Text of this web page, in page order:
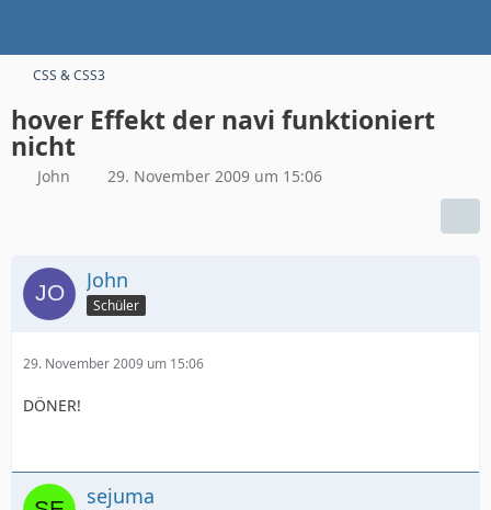
CSS & CSS3
hover Effekt der navi funktioniert
nicht
John 29. November 2009 um 15:06
John
Schüler
29. November 2009 um 15:06
DÖNER!
sejuma